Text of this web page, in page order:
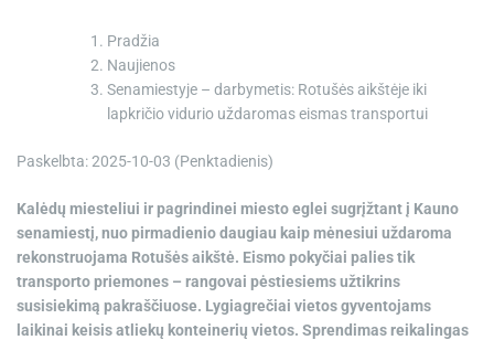
Pradžia
Naujienos
Senamiestyje – darbymetis: Rotušės aikštėje iki
lapkričio vidurio uždaromas eismas transportui
Paskelbta: 2025-10-03 (Penktadienis)
Kalėdų miesteliui ir pagrindinei miesto eglei sugrįžtant į Kauno
senamiestį, nuo pirmadienio daugiau kaip mėnesiui uždaroma
rekonstruojama Rotušės aikštė. Eismo pokyčiai palies tik
transporto priemones – rangovai pėstiesiems užtikrins
susisiekimą pakraščiuose. Lygiagrečiai vietos gyventojams
laikinai keisis atliekų konteinerių vietos. Sprendimas reikalingas